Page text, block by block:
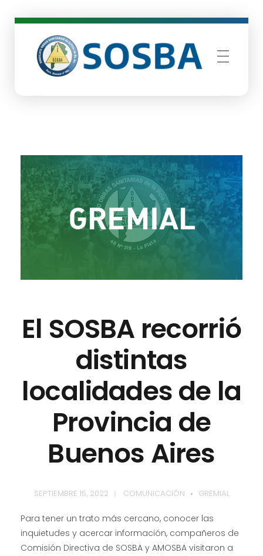
El SOSBA recorrió
distintas
localidades de la
Provincia de
Buenos Aires
SEPTIEMBRE 15, 2022 COMUNICACIÓN GREMIAL
Para tener un trato más cercano, conocer las
inquietudes y acercar información, compañeros de
Comisión Directiva de SOSBA y AMOSBA visitaron a